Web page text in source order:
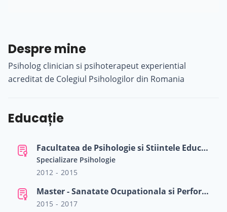
Despre mine
Psiholog clinician si psihoterapeut experiential
acreditat de Colegiul Psihologilor din Romania
Educație
Facultatea de Psihologie si Stiintele Educatiei - Universitatea Bucuresti
Specializare Psihologie
2012 - 2015
Master - Sanatate Ocupationala si Performanta Resursei Umane - Universitatea Bucuresti
2015 - 2017